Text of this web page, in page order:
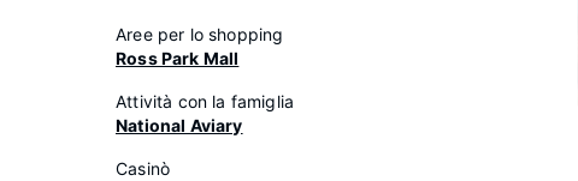
Aree per lo shopping
Ross Park Mall
Attività con la famiglia
National Aviary
Casinò